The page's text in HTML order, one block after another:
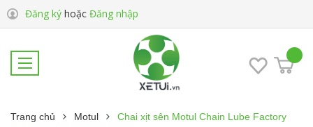
Đăng ký hoặc Đăng nhập
Trang chủ Motul
Chai xịt sên Motul Chain Lube Factory